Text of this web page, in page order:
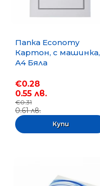
Папка Economy
Картон, с машинка,
А4 Бяла
€0.28
0.55 лв.
€0.31
0.61 лв.